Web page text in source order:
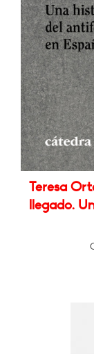
Teresa
llegado.